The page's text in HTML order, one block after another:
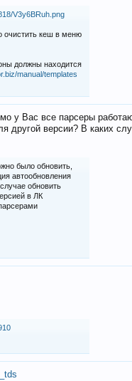
V3y6BRuh.png
очистить кеш в меню
должны находится
manual/templates
у Вас все парсеры
версии? В каких
было обновить,
автообновления
обновить
в ЛК